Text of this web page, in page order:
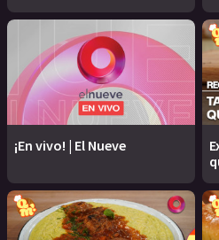
¡En vivo! | El Nueve